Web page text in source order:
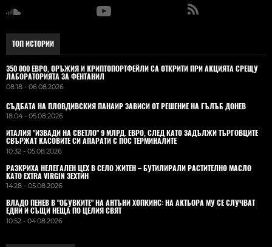
ТОП ИСТОРИИ
350 000 ЕВРО, ОРЪЖИЯ И КРИПТОПОРТФЕЙЛИ СА ОТКРИТИ ПРИ АКЦИЯТА СРЕЩУ
ЛАБОРАТОРИЯТА ЗА ФЕНТАНИЛ
08:18 - 06.08.2026
СЪДБАТА НА ПЛОВДИВСКИЯ ПАНАИР ЗАВИСИ ОТ РЕШЕНИЕ НА ГЪЛЪБ ДОНЕВ
18:04 - 05.08.2026
ИТАЛИЯ "ИЗВАДИ НА СВЕТЛО" 9 МЛРД. ЕВРО, СЛЕД КАТО ЗАДЪЛЖИ ТЪРГОВЦИТЕ
СВЪРЖАТ КАСОВИТЕ СИ АПАРАТИ С ПОС ТЕРМИНАЛИТЕ
10:32 - 05.08.2026
РАЗКРИХА НЕЛЕГАЛЕН ЦЕХ В СЕЛО ЖИТЕН – БУТИЛИРАЛИ РАСТИТЕЛНО МАСЛО
КАТО EXTRA VIRGIN ЗЕХТИН
14:28 - 05.08.2026
ВЛАДO ПЕНЕВ В "ОБУВКИТЕ" НА АНТЪНИ ХОПКИНС: НА АКТЬОРА МУ СЕ СЛУЧВАТ
ЕДНИ И СЪЩИ НЕЩА ПО ЦЕЛИЯ СВЯТ
10:52 - 04.08.2026